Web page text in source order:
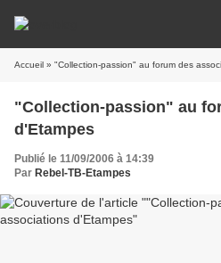
Accueil » "Collection-passion" au forum des
"Collection-passion" au
d'Etampes
Publié le 11/09/2006 à 14:39
Par Rebel-TB-Etampes